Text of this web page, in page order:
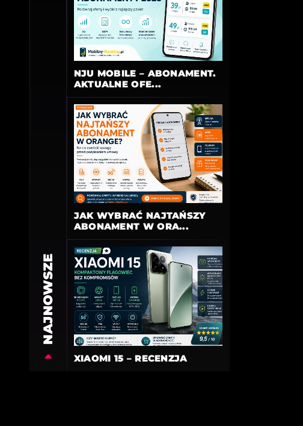
NAJNOWSZE
NJU MOBILE – ABONAMENT.
AKTUALNE OFE...
JAK WYBRAĆ NAJTAŃSZY
ABONAMENT W ORA...
XIAOMI 15 – RECENZJA